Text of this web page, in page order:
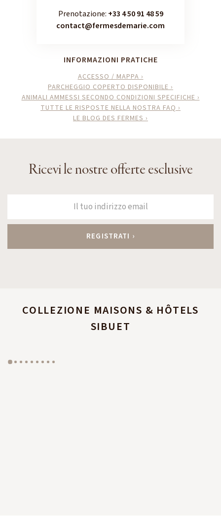
Ricevi le nostre offerte esclusive
Prenotazione: +33 4 50 91 48 59
contact@fermesdemarie.com
INFORMAZIONI PRATICHE
ACCESSO / MAPPA ›
PARCHEGGIO COPERTO DISPONIBILE ›
ANIMALI AMMESSI SECONDO CONDIZIONI SPECIFICHE ›
TUTTE LE RISPOSTE NELLA NOSTRA FAQ ›
LE BLOG DES FERMES ›
COLLEZIONE MAISONS & HÔTELS
SIBUET